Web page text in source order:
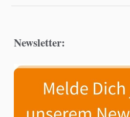
Newsletter: